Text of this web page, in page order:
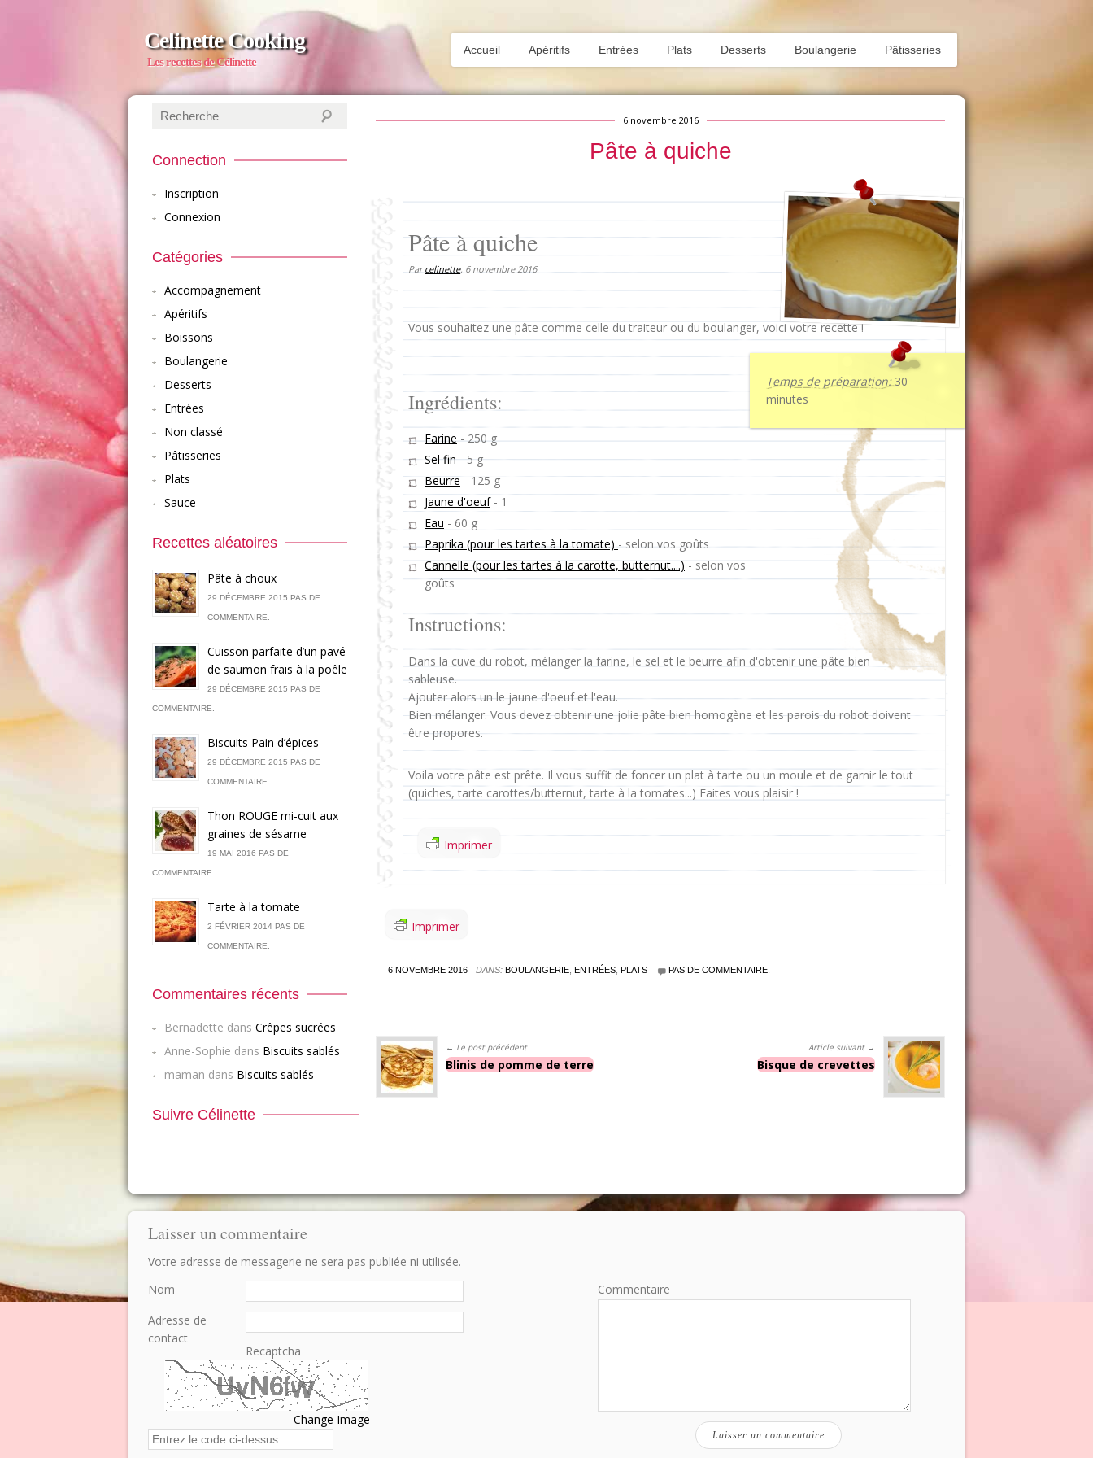
Celinette Cooking
Les recettes de Célinette
Accueil Apéritifs Entrées Plats Desserts Boulangerie Pâtisseries
6 novembre 2016
Pâte à quiche
Pâte à quiche
Parcelinette, 6 novembre 2016
Vous souhaitez une pâte comme celle du traiteur ou du boulanger, voici votre recette !
Temps de préparation:30
minutes
Ingrédients:
Farine - 250 g
Sel fin-5 g
Beurre - 125 g
Jaune d'oeuf- 1
Eau - 60 g
Paprika (pour les tartes à la tomate) - selon vos goûts
Cannelle (pour les tartes à la carotte, butternut....) - selon vos
goûts
Instructions:
Dans la cuve du robot, mélanger la farine, le sel et le beurre afin d'obtenir une pâte bien
sableuse.
Ajouter alors un le jaune d'oeuf et l'eau.
Bien mélanger. Vous devez obtenir une jolie pâte bien homogène et les parois du robot doivent
être propores.
Voila votre pâte est prête. Il vous suffit de foncer un plat à tarte ou un moule et de garnir le tout
(quiches, tarte carottes/butternut, tarte à la tomates...) Faites vous plaisir !
Imprimer
Imprimer
6 NOVEMBRE 2016 DANS: BOULANGERIE ENTRÉES PLATS PAS DE COMMENTAIRE.
← Le post précédent
Blinis de pomme de terre
Article suivant →
Bisque de crevettes
Connection
Inscription
Connexion
Catégories
Accompagnement
Apéritifs
Boissons
Boulangerie
Desserts
Entrées
Non classé
Pâtisseries
Plats
Sauce
Recettes aléatoires
Pâte à choux
29 DÉCEMBRE 2015 PAS DE
COMMENTAIRE.
Cuisson parfaite d’un pavé
de saumon frais à la poêle
29 DÉCEMBRE 2015 PAS DE
COMMENTAIRE.
Biscuits Pain d’épices
29 DÉCEMBRE 2015 PAS DE
COMMENTAIRE.
Thon ROUGE mi-cuit aux
graines de sésame
19 MAI 2016 PAS DE
COMMENTAIRE.
Tarte à la tomate
2 FÉVRIER 2014 PAS DE
COMMENTAIRE.
Commentaires récents
Bernadette dans Crêpes sucrées
Anne-Sophie dans Biscuits sablés
maman dans Biscuits sablés
Suivre Célinette
Laisser un commentaire
Votre adresse de messagerie ne sera pas publiée ni utilisée.
Nom
Adresse de
contact
Recaptcha
Change Image
Commentaire